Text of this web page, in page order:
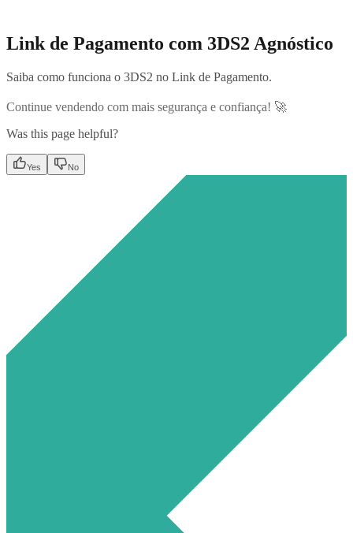
Link de Pagamento com 3DS2 Agnóstico
Saiba como funciona o 3DS2 no Link de Pagamento.
Continue vendendo com mais segurança e confiança! 🚀
Was this page helpful?
Yes No